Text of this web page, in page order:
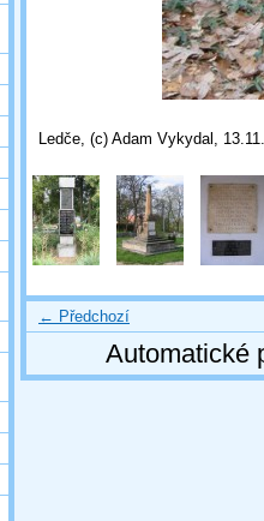
Ledče, (c) Adam Vykydal,
← Předchozí
Automatické